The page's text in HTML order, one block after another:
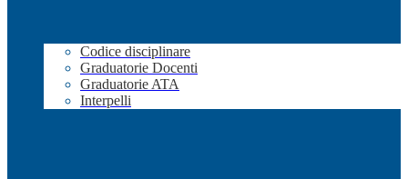
Codice disciplinare
Graduatorie Docenti
Graduatorie ATA
Interpelli